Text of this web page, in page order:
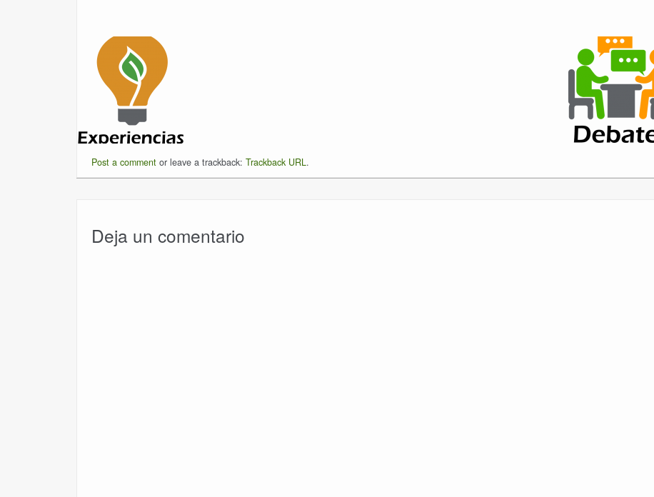
Post a comment or leave a trackback: Trackback URL.
Deja un comentario